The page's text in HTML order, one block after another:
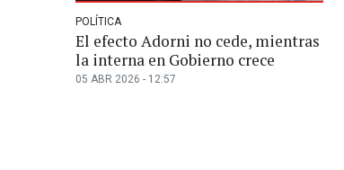
POLÍTICA
El efecto Adorni no cede, mientras
la interna en Gobierno crece
05 ABR 2026 - 12:57